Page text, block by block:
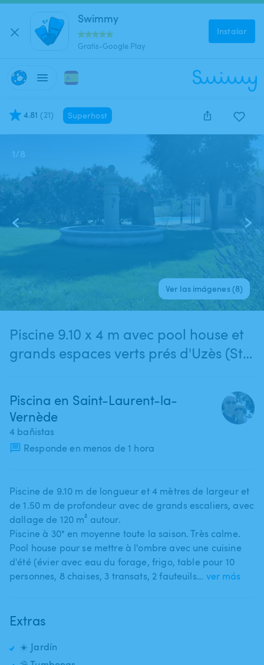
Swimmy
Gratis-Google Play
Instalar
4.81 (21) Superhost
1/8
Ver las imágenes (8)
Piscine 9.10 x 4 m avec pool house et
grands espaces verts prés d'Uzès (St
Piscina en Saint-Laurent-la-
Vernède
4 bañistas
Responde en menos de 1 hora
Piscine de 9.10 m de longueur et 4 mètres de largeur et
de 1.50 m de profondeur avec de grands escaliers​,​ avec
dallage de 120 m² autour.
Piscine à 30° en moyenne toute la saison. Très calme.
Pool house pour se mettre à l'ombre avec une cuisine
d'été (évier avec eau du forage​,​ frigo​,​ table pour 10
personnes​,​ 8 chaises​,​ 3 transats​,​ 2 fauteuils​… ver más
Extras
☀️ Jardín